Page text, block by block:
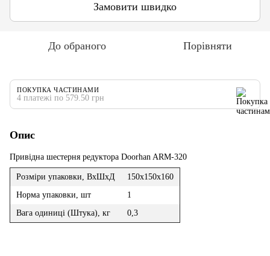
Замовити швидко
До обраного Порівняти
ПОКУПКА ЧАСТИНАМИ
4 платежі по 579.50 грн
Опис
Привідна шестерня редуктора Doorhan ARM-320
Розміри упаковки, ВхШхД
150х150х160
Норма упаковки, шт
1
Вага одиниці (Штука), кг
0,3